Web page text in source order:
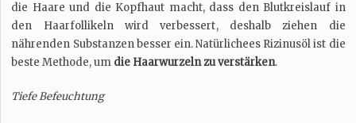
die Haare und die Kopfhaut macht, dass den Blutkreislauf in
den Haarfollikeln wird verbessert, deshalb ziehen die
nährenden Substanzen besser ein. Natürlichees Rizinusöl ist die
beste Methode, um die Haarwurzeln zu verstärken.
Tiefe Befeuchtung